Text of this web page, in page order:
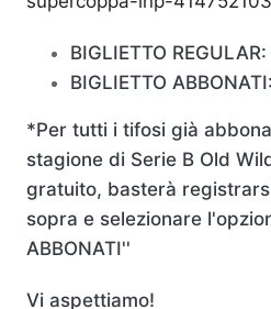
BIGLIETTO
BIGLIETTO
*Per tutti i tifosi già
stagione di Serie B Old
gratuito, basterà
sopra e selezionare
ABBONATI''
Vi aspettiamo!